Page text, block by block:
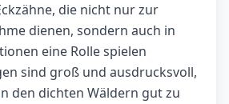
die nicht nur zur
dienen, sondern auch in
eine Rolle spielen
sind groß und ausdrucksvoll,
den dichten Wäldern gut zu